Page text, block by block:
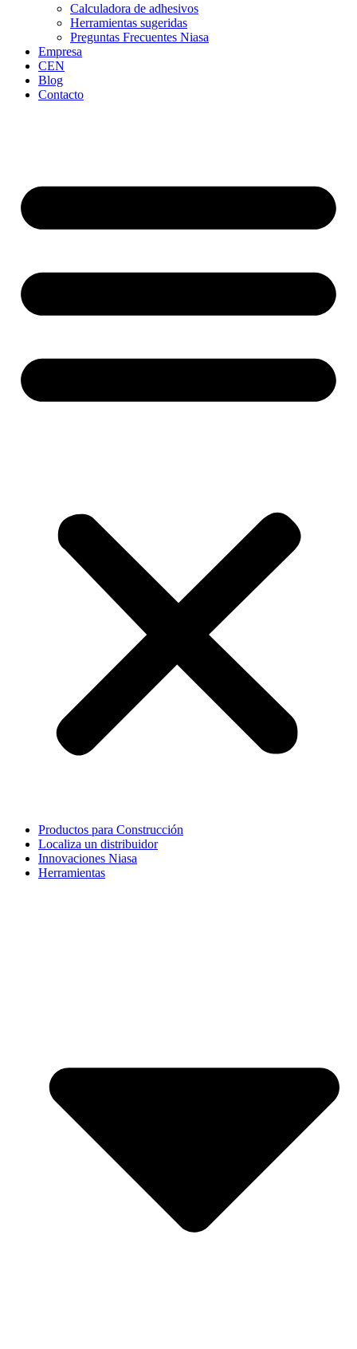
Calculadora de adhesivos
Herramientas sugeridas
Preguntas Frecuentes Niasa
Empresa
CEN
Blog
Contacto
Productos para Construcción
Localiza un distribuidor
Innovaciones Niasa
Herramientas